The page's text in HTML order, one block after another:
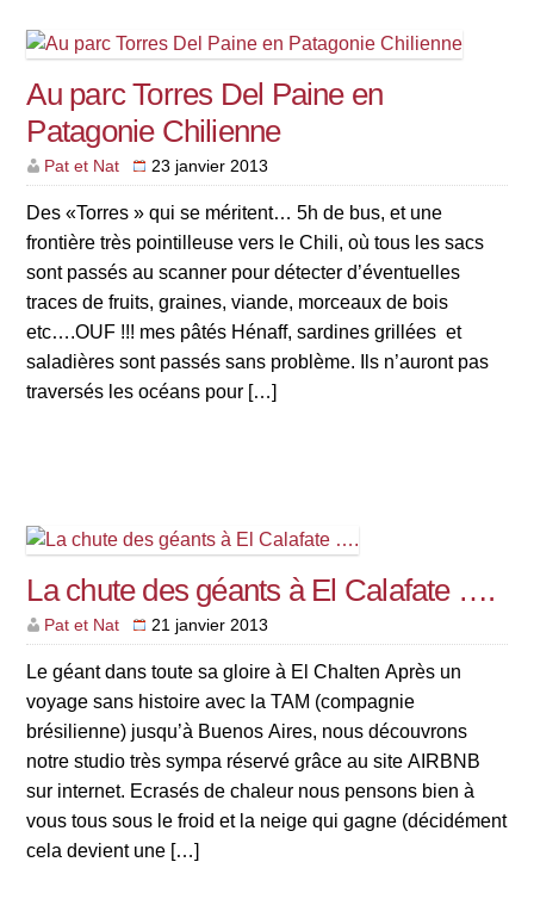
Au parc Torres Del Paine en
Patagonie Chilienne
Pat et Nat 23 janvier 2013
Des «Torres » qui se méritent… 5h de bus, et une
frontière très pointilleuse vers le Chili, où tous les sacs
sont passés au scanner pour détecter d’éventuelles
traces de fruits, graines, viande, morceaux de bois
etc….OUF !!! mes pâtés Hénaff, sardines grillées et
saladières sont passés sans problème. Ils n’auront pas
traversés les océans pour […]
La chute des géants à El Calafate ….
Pat et Nat 21 janvier 2013
Le géant dans toute sa gloire à El Chalten Après un
voyage sans histoire avec la TAM (compagnie
brésilienne) jusqu’à Buenos Aires, nous découvrons
notre studio très sympa réservé grâce au site AIRBNB
sur internet. Ecrasés de chaleur nous pensons bien à
vous tous sous le froid et la neige qui gagne (décidément
cela devient une […]